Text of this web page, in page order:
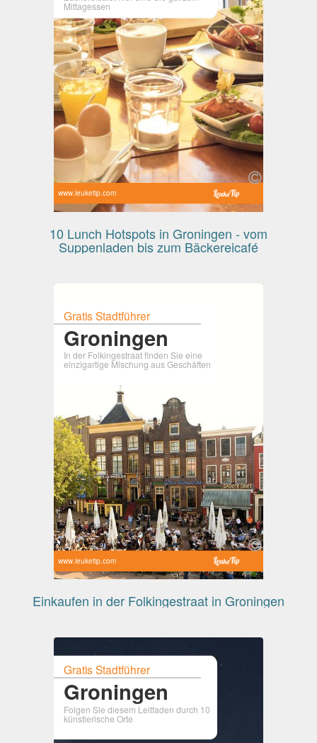
Mittagessen
www.leuketip.com
10 Lunch Hotspots in Groningen - vom
Suppenladen bis zum Bäckereicafé
Gratis Stadtführer
Groningen
In der Folkingestraat finden Sie eine
einzigartige Mischung aus Geschäften
www.leuketip.com
Einkaufen in der Folkingestraat in Groningen
Gratis Stadtführer
Groningen
Folgen Sie diesem Leitfaden durch 10
künstlerische Orte